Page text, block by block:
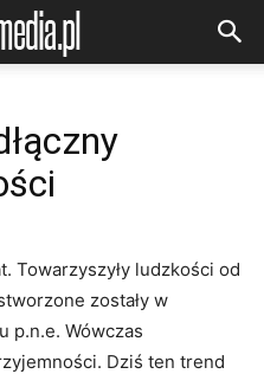
Towarzyszyły ludzkości od
zostały w
p.n.e. Wówczas
Dziś ten trend